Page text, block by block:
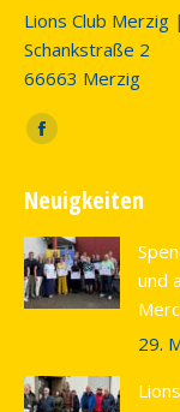
Lions Club Merzig
Schankstraße 2
66663 Merzig
Finden Sie uns auf:
Facebook
opens
in
new
window
Neuigkeiten
und
29.